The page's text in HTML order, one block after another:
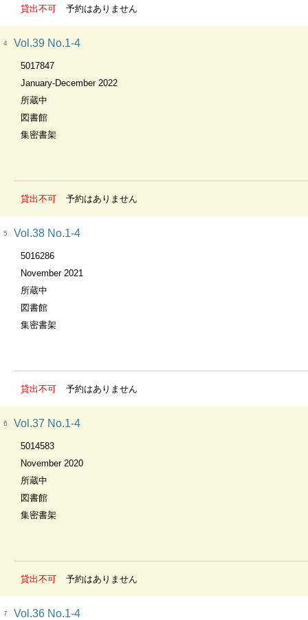
貸出不可 予約はありません
4 Vol.39 No.1-4
5017847
January-December 2022
所蔵中
図書館
集密書架
貸出不可 予約はありません
5 Vol.38 No.1-4
5016286
November 2021
所蔵中
図書館
集密書架
貸出不可 予約はありません
6 Vol.37 No.1-4
5014583
November 2020
所蔵中
図書館
集密書架
貸出不可 予約はありません
7 Vol.36 No.1-4